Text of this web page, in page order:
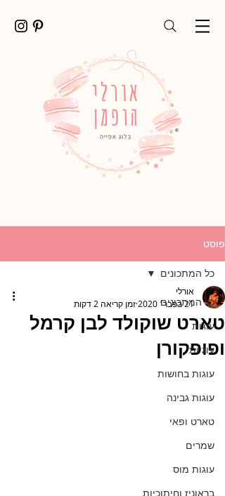
פוסט
כל המתכונים
עוגות
עוגיות
עוגות בחושות
עוגות גבינה
טארט ופאי
שמרים
עוגות מוס
בראוניז וחיתוכיות
כל המתכונים
טארט שוקולד לבן קרמל
ופופקורן
אורלי
21 בפבר׳ 2020
זמן קריאה 2 דקות